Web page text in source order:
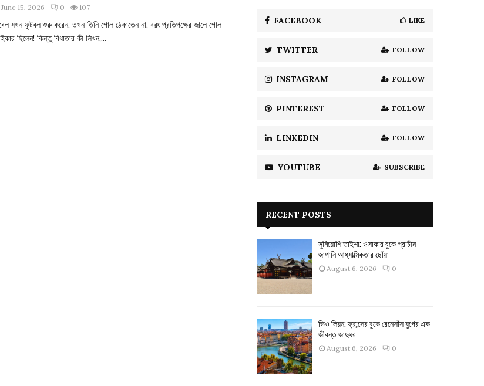
June 15, 2026 0 107
যখন ফুটবল শুরু করেন, তখন তিনি গোল ঠেকাতেন না, বরং প্রতিপক্ষের জালে গোল
ছিলেন! কিন্তু বিধাতার কী লিখন,...
C
H
FACEBOOK LIKE
TWITTER FOLLOW
INSTAGRAM FOLLOW
PINTEREST FOLLOW
LINKEDIN FOLLOW
YOUTUBE SUBSCRIBE
RECENT POSTS
সুমিয়োশি তাইশা: ওসাকার বুকে প্রাচীন
জাপানি আধ্যাত্মিকতার ছোঁয়া
August 6, 2026 0
ভিও লিয়ন: ফ্রান্সের বুকে রেনেসাঁস যুগের এক
জীবন্ত জাদুঘর
August 6, 2026 0